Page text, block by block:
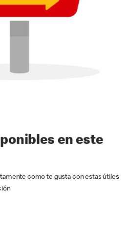
en este
como te gusta con estas útiles